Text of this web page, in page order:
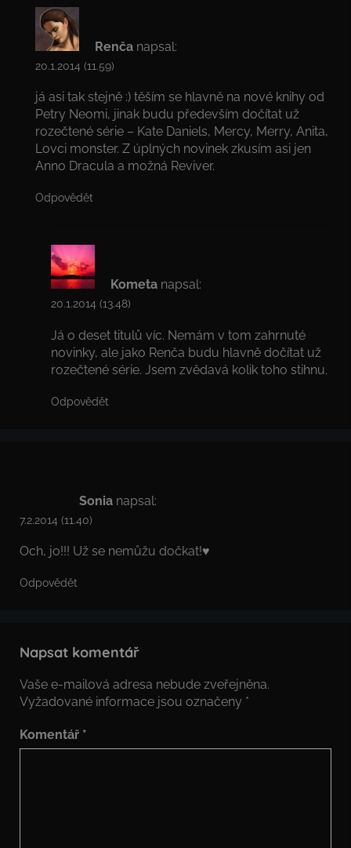
Renča napsal:
20.1.2014 (11.59)
já asi tak stejně :) těším se hlavně na nové knihy od
Petry Neomi, jinak budu především dočítat už
rozečtené série – Kate Daniels, Mercy, Merry, Anita,
Lovci monster. Z úplných novinek zkusím asi jen
Anno Dracula a možná Reviver.
Odpovědět
Kometa napsal:
20.1.2014 (13.48)
Já o deset titulů víc. Nemám v tom zahrnuté
novinky, ale jako Renča budu hlavně dočítat už
rozečtené série. Jsem zvědavá kolik toho stihnu.
Odpovědět
Sonia napsal:
7.2.2014 (11.40)
Och, jo!!! Už se nemůžu dočkat!♥
Odpovědět
Napsat komentář
Vaše e-mailová adresa nebude zveřejněna.
Vyžadované informace jsou označeny *
Komentář *